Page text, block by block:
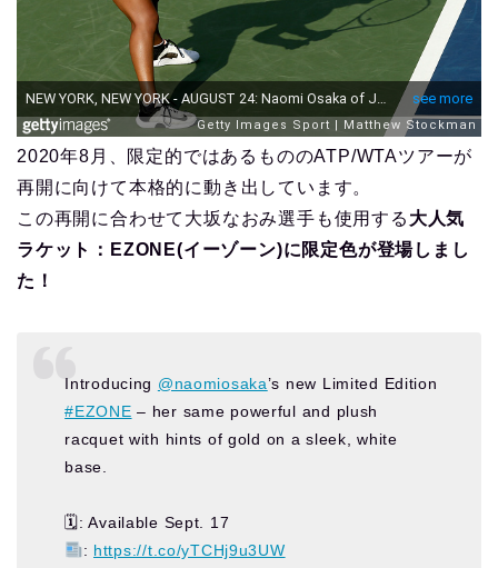
2020年8月、限定的ではあるもののATP/WTAツアーが
再開に向けて本格的に動き出しています。
この再開に合わせて大坂なおみ選手も使用する 大人気
ラケット：EZONE(イーゾーン)に限定色が登場しまし
た！
Introducing @naomiosaka’s new Limited Edition
#EZONE – her same powerful and plush
racquet with hints of gold on a sleek, white
base.
🗓: Available Sept. 17
: https://t.co/yTCHj9u3UW